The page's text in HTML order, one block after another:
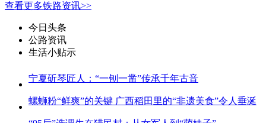
查看更多铁路资讯>>
今日头条
公路资讯
生活小贴示
宁夏斫琴匠人：“一刨一凿”传承千年古音
螺蛳粉“鲜爽”的关键 广西稻田里的“非遗美食”令人垂涎